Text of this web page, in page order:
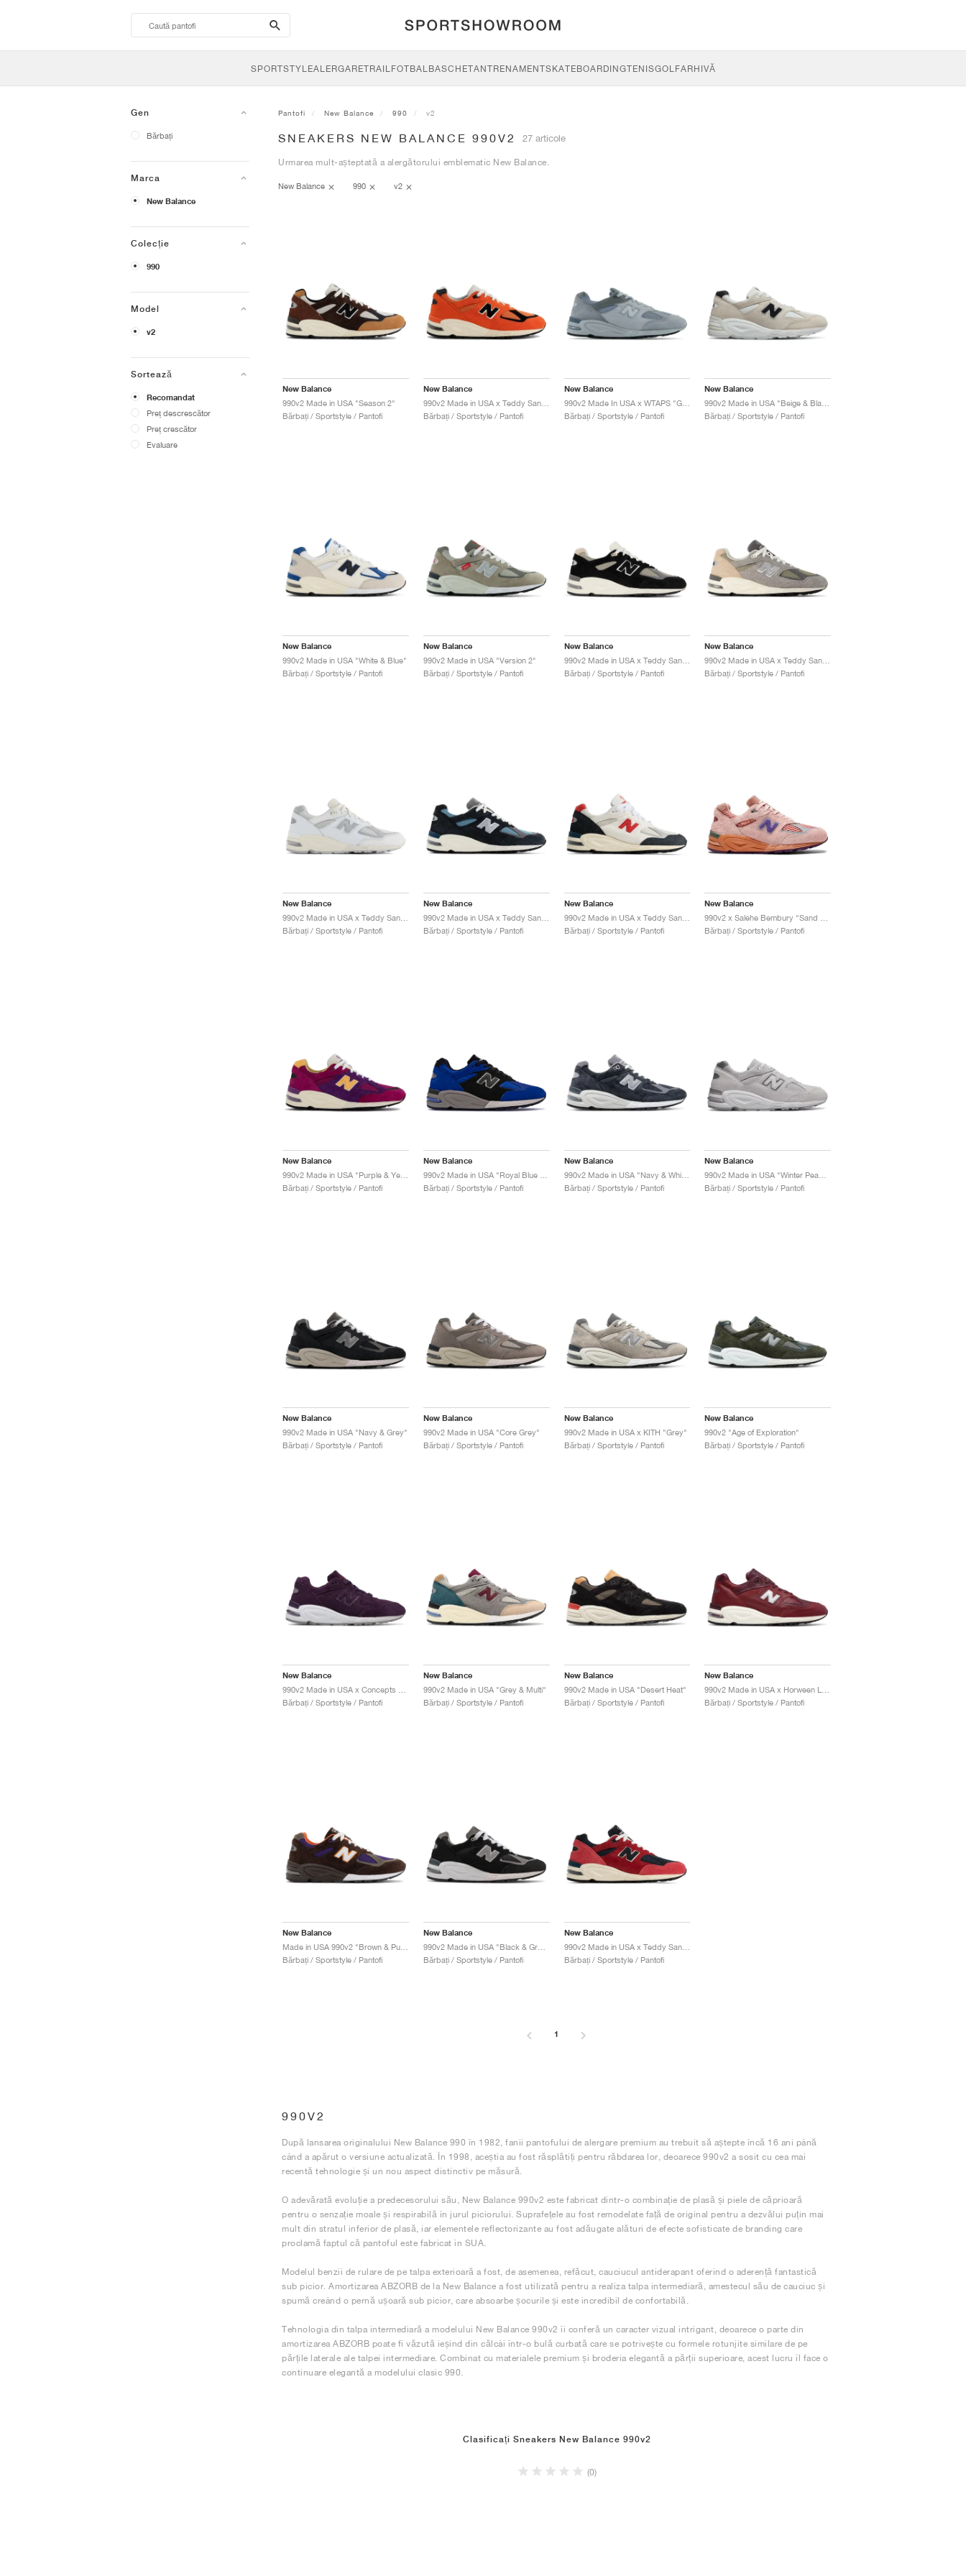
search-
btn
SPORTSTYLEALERGARETRAILFOTBALBASCHETANTRENAMENTSKATEBOARDINGTENISGOLFARHIVĂ
Gen
Bărbați
Marca
New Balance
Colecție
990
Model
v2
Sortează
Recomandat
Preț descrescător
Preț crescător
Evaluare
Pantofi New Balance 990 v2
SNEAKERS NEW BALANCE 990V2 27 articole
Urmarea mult-așteptată a alergătorului emblematic New Balance.
New Balance 990 v2
New Balance
990v2 Made in USA "Season 2"
Bărbați / Sportstyle / Pantofi
New Balance
990v2 Made in USA x Teddy Santis "Marigold"
Bărbați / Sportstyle / Pantofi
New Balance
990v2 Made In USA x WTAPS "Grey"
Bărbați / Sportstyle / Pantofi
New Balance
Bărbați / Sportstyle / Pantofi
New Balance
990v2 Made in USA "White & Blue"
Bărbați / Sportstyle / Pantofi
New Balance
990v2 Made in USA "Version 2"
Bărbați / Sportstyle / Pantofi
New Balance
990v2 Made in USA x Teddy Santis "Black & True Camo"
Bărbați / Sportstyle / Pantofi
New Balance
Bărbați / Sportstyle / Pantofi
New Balance
Bărbați / Sportstyle / Pantofi
New Balance
990v2 Made in USA x Teddy Santis "Navy & Castlerock"
Bărbați / Sportstyle / Pantofi
New Balance
990v2 Made in USA x Teddy Santis "Navy & Sea Salt"
Bărbați / Sportstyle / Pantofi
New Balance
Bărbați / Sportstyle / Pantofi
New Balance
Bărbați / Sportstyle / Pantofi
New Balance
Bărbați / Sportstyle / Pantofi
New Balance
990v2 Made in USA "Navy & White"
Bărbați / Sportstyle / Pantofi
New Balance
Bărbați / Sportstyle / Pantofi
New Balance
990v2 Made in USA "Navy & Grey"
Bărbați / Sportstyle / Pantofi
New Balance
990v2 Made in USA "Core Grey"
Bărbați / Sportstyle / Pantofi
New Balance
990v2 Made in USA x KITH "Grey"
Bărbați / Sportstyle / Pantofi
New Balance
990v2 "Age of Exploration"
Bărbați / Sportstyle / Pantofi
New Balance
Bărbați / Sportstyle / Pantofi
New Balance
990v2 Made in USA "Grey & Multi"
Bărbați / Sportstyle / Pantofi
New Balance
990v2 Made in USA "Desert Heat"
Bărbați / Sportstyle / Pantofi
New Balance
Bărbați / Sportstyle / Pantofi
New Balance
Bărbați / Sportstyle / Pantofi
New Balance
990v2 Made in USA "Black & Grey"
Bărbați / Sportstyle / Pantofi
New Balance
990v2 Made in USA x Teddy Santis "Chrysanthemum"
Bărbați / Sportstyle / Pantofi
1
990V2
După lansarea originalului New Balance 990 în 1982, fanii pantofului de alergare premium au trebuit să aștepte încă 16 ani până
când a apărut o versiune actualizată. În 1998, aceștia au fost răsplătiți pentru răbdarea lor, deoarece 990v2 a sosit cu cea mai
recentă tehnologie și un nou aspect distinctiv pe măsură.
O adevărată evoluție a predecesorului său, New Balance 990v2 este fabricat dintr-o combinație de plasă și piele de căprioară
pentru o senzație moale și respirabilă în jurul piciorului. Suprafețele au fost remodelate față de original pentru a dezvălui puțin mai
mult din stratul inferior de plasă, iar elementele reflectorizante au fost adăugate alături de efecte sofisticate de branding care
proclamă faptul că pantoful este fabricat în SUA.
Modelul benzii de rulare de pe talpa exterioară a fost, de asemenea, refăcut, cauciucul antiderapant oferind o aderență fantastică
sub picior. Amortizarea ABZORB de la New Balance a fost utilizată pentru a realiza talpa intermediară, amestecul său de cauciuc și
spumă creând o pernă ușoară sub picior, care absoarbe șocurile și este incredibil de confortabilă.
Tehnologia din talpa intermediară a modelului New Balance 990v2 îi conferă un caracter vizual intrigant, deoarece o parte din
amortizarea ABZORB poate fi văzută ieșind din călcâi într-o bulă curbată care se potrivește cu formele rotunjite similare de pe
părțile laterale ale talpei intermediare. Combinat cu materialele premium și broderia elegantă a părții superioare, acest lucru îl face o
continuare elegantă a modelului clasic 990.
Clasificați Sneakers New Balance 990v2
(0)